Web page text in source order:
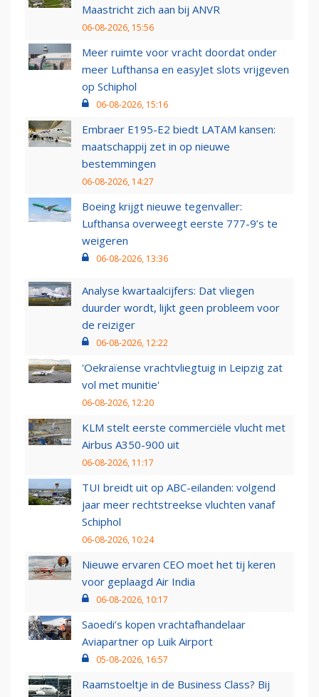
Maastricht zich aan bij ANVR
06-08-2026, 15:56
Meer ruimte voor vracht doordat onder
meer Lufthansa en easyJet slots vrijgeven
op Schiphol
06-08-2026, 15:16
Embraer E195-E2 biedt LATAM kansen:
maatschappij zet in op nieuwe
bestemmingen
06-08-2026, 14:27
Boeing krijgt nieuwe tegenvaller:
Lufthansa overweegt eerste 777-9’s te
weigeren
06-08-2026, 13:36
Analyse kwartaalcijfers: Dat vliegen
duurder wordt, lijkt geen probleem voor
de reiziger
06-08-2026, 12:22
'Oekraïense vrachtvliegtuig in Leipzig zat
vol met munitie'
06-08-2026, 12:20
KLM stelt eerste commerciële vlucht met
Airbus A350-900 uit
06-08-2026, 11:17
TUI breidt uit op ABC-eilanden: volgend
jaar meer rechtstreekse vluchten vanaf
Schiphol
06-08-2026, 10:24
Nieuwe ervaren CEO moet het tij keren
voor geplaagd Air India
06-08-2026, 10:17
Saoedi’s kopen vrachtafhandelaar
Aviapartner op Luik Airport
05-08-2026, 16:57
Raamstoeltje in de Business Class? Bij